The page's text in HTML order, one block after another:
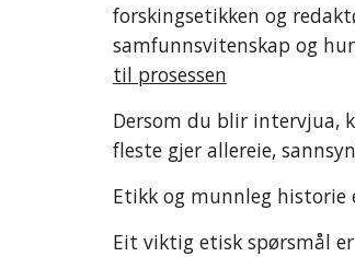
forskingsetikken og
samfunnsvitenskap og
til prosessen
Dersom du blir intervjua,
fleste gjer allereie,
Etikk og munnleg
Eit viktig etisk spørsmål